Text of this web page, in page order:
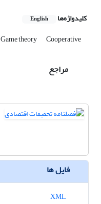
کلیدواژه‌ها English
Game theory Cooperative
مراجع
فایل ها